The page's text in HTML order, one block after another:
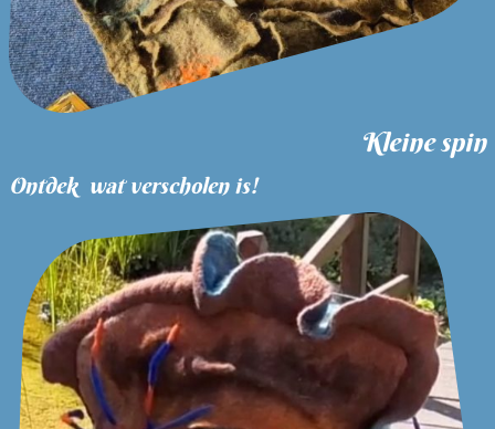
Kleine spin
Ontdek wat verscholen is!